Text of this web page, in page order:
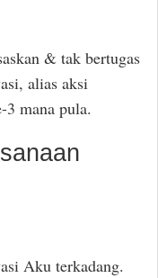
& tak bertugas
alias aksi
3 mana pula.
Aku terkadang.